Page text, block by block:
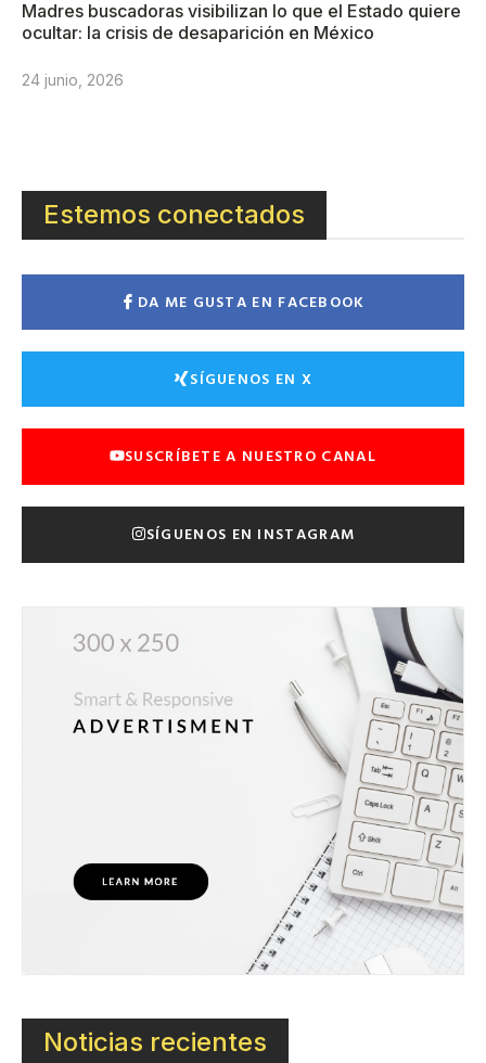
Madres buscadoras visibilizan lo que el Estado quiere
ocultar: la crisis de desaparición en México
24 junio, 2026
Estemos conectados
DA ME GUSTA EN FACEBOOK
SÍGUENOS EN X
SUSCRÍBETE A NUESTRO CANAL
SÍGUENOS EN INSTAGRAM
Noticias recientes